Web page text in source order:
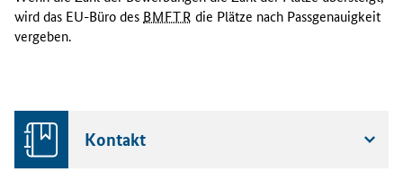
e
n
t
wird das EU-Büro des BMFTR die Plätze nach Passgenauigkeit
vergeben.
Kontakt